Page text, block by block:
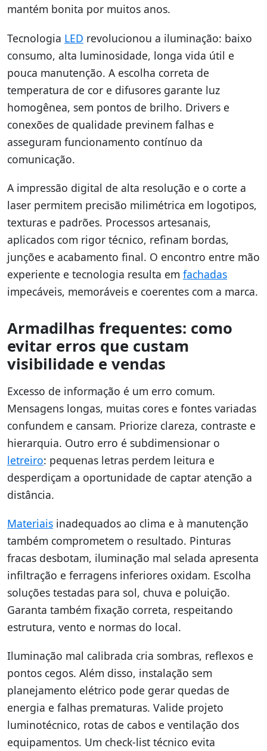
mantém bonita por muitos anos.
Tecnologia LED revolucionou a iluminação: baixo
consumo, alta luminosidade, longa vida útil e
pouca manutenção. A escolha correta de
temperatura de cor e difusores garante luz
homogênea, sem pontos de brilho. Drivers e
conexões de qualidade previnem falhas e
asseguram funcionamento contínuo da
comunicação.
A impressão digital de alta resolução e o corte a
laser permitem precisão milimétrica em logotipos,
texturas e padrões. Processos artesanais,
aplicados com rigor técnico, refinam bordas,
junções e acabamento final. O encontro entre mão
experiente e tecnologia resulta em fachadas
impecáveis, memoráveis e coerentes com a marca.
Armadilhas frequentes: como
evitar erros que custam
visibilidade e vendas
Excesso de informação é um erro comum.
Mensagens longas, muitas cores e fontes variadas
confundem e cansam. Priorize clareza, contraste e
hierarquia. Outro erro é subdimensionar o
letreiro: pequenas letras perdem leitura e
desperdiçam a oportunidade de captar atenção a
distância.
Materiais inadequados ao clima e à manutenção
também comprometem o resultado. Pinturas
fracas desbotam, iluminação mal selada apresenta
infiltração e ferragens inferiores oxidam. Escolha
soluções testadas para sol, chuva e poluição.
Garanta também fixação correta, respeitando
estrutura, vento e normas do local.
Iluminação mal calibrada cria sombras, reflexos e
pontos cegos. Além disso, instalação sem
planejamento elétrico pode gerar quedas de
energia e falhas prematuras. Valide projeto
luminotécnico, rotas de cabos e ventilação dos
equipamentos. Um check-list técnico evita